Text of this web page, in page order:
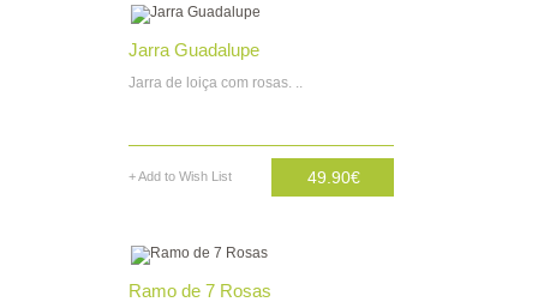
Jarra Guadalupe
Jarra de loiça com rosas. ..
+ Add to Wish List 49.90€
Ramo de 7 Rosas